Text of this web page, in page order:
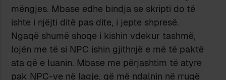
mëngjes. Mbase edhe bindja se skripti do të
ishte i njëjti ditë pas dite, i jepte shpresë.
Ngaqë shumë shoqe i kishin vdekur tashmë,
lojën me të si NPC ishin gjithnjë e më të paktë
ata që e luanin. Mbase me përjashtim të atyre
pak NPC-ve në lagje, që më ndalnin në rrugë